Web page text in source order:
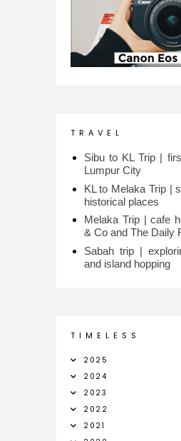
T R A V E L
Sibu to KL Trip |
Lumpur City
KL to Melaka Trip |
historical places
Melaka Trip | cafe
& Co and The Daily
Sabah trip |
and island hopping
T I M E L E S S
2025
2024
2023
2022
2021